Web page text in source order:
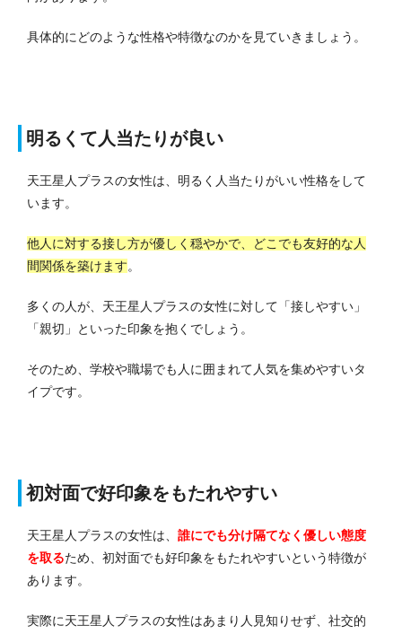
具体的にどのような性格や特徴なのかを見ていきましょう。
明るくて人当たりが良い
天王星人プラスの女性は、明るく人当たりがいい性格をして
います。
他人に対する接し方が優しく穏やかで、どこでも友好的な人
間関係を築けます。
多くの人が、天王星人プラスの女性に対して「接しやすい」
「親切」といった印象を抱くでしょう。
そのため、学校や職場でも人に囲まれて人気を集めやすいタ
イプです。
初対面で好印象をもたれやすい
天王星人プラスの女性は、 誰にでも分け隔てなく優しい態度
を取るため、初対面でも好印象をもたれやすいという特徴が
あります。
実際に天王星人プラスの女性はあまり人見知りせず、社交的